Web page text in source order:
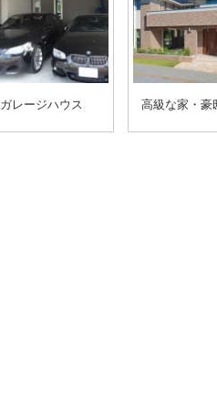
ガレージハウス 高級な家・豪